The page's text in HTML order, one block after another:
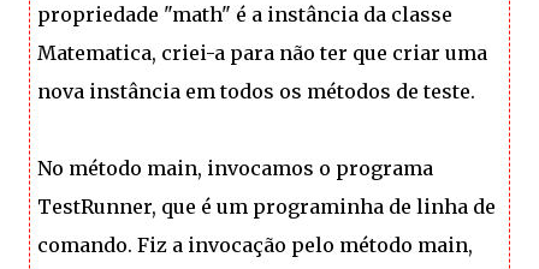
propriedade "math" é a instância da classe
Matematica, criei-a para não ter que criar uma
nova instância em todos os métodos de teste.
No método main, invocamos o programa
TestRunner, que é um programinha de linha de
comando. Fiz a invocação pelo método main,